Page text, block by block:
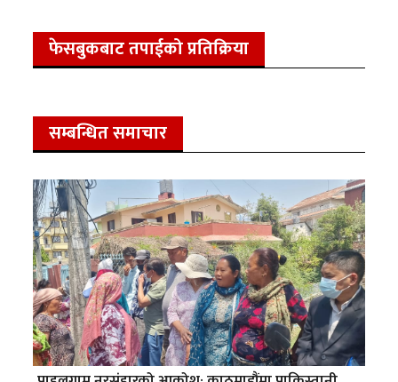
फेसबुकबाट तपाईको प्रतिक्रिया
सम्बन्धित समाचार